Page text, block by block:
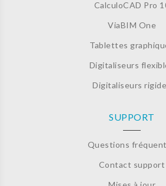
CalculoCAD Pro
ViaBIM One
Tablettes
Digitaliseurs
Digitaliseurs
SUPPORT
Questions
Contact support